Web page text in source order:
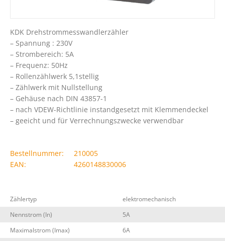
KDK Drehstrommesswandlerzähler
– Spannung : 230V
– Strombereich: 5A
– Frequenz: 50Hz
– Rollenzählwerk 5,1stellig
– Zählwerk mit Nullstellung
– Gehäuse nach DIN 43857-1
– nach VDEW-Richtlinie instandgesetzt mit Klemmendeckel
– geeicht und für Verrechnungszwecke verwendbar
Bestellnummer:
210005
EAN:
4260148830006
Zählertyp
elektromechanisch
Nennstrom (In)
5A
Maximalstrom (Imax)
6A